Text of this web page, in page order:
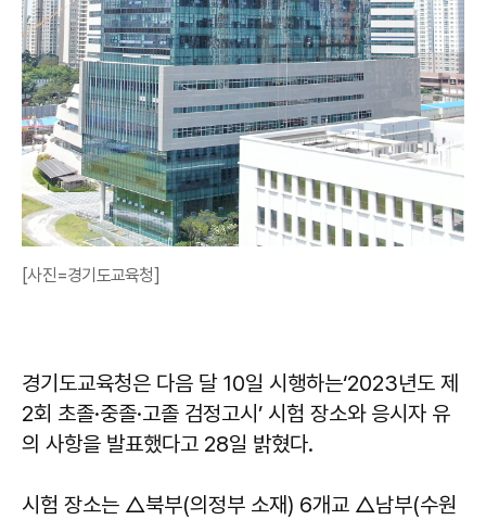
[사진=경기도교육청]
경기도교육청은 다음 달 10일 시행하는‘2023년도 제
2회 초졸·중졸·고졸 검정고시’ 시험 장소와 응시자 유
의 사항을 발표했다고 28일 밝혔다.
시험 장소는 △북부(의정부 소재) 6개교 △남부(수원